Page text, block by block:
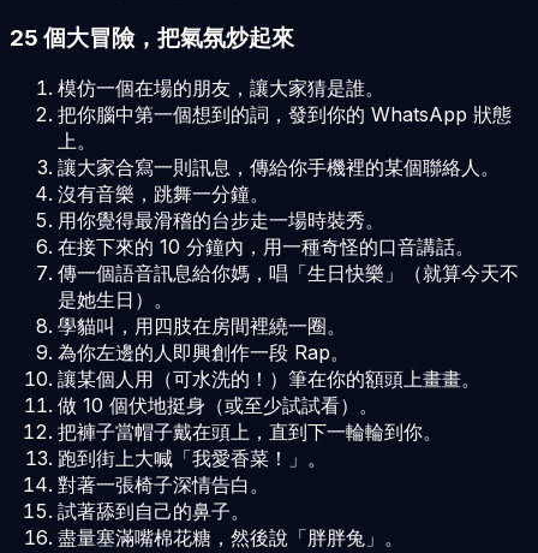
25 個大冒險，把氣氛炒起來
模仿一個在場的朋友，讓大家猜是誰。
把你腦中第一個想到的詞，發到你的 WhatsApp 狀態
上。
讓大家合寫一則訊息，傳給你手機裡的某個聯絡人。
沒有音樂，跳舞一分鐘。
用你覺得最滑稽的台步走一場時裝秀。
在接下來的 10 分鐘內，用一種奇怪的口音講話。
傳一個語音訊息給你媽，唱「生日快樂」（就算今天不
是她生日）。
學貓叫，用四肢在房間裡繞一圈。
為你左邊的人即興創作一段 Rap。
讓某個人用（可水洗的！）筆在你的額頭上畫畫。
做 10 個伏地挺身（或至少試試看）。
把褲子當帽子戴在頭上，直到下一輪輪到你。
跑到街上大喊「我愛香菜！」。
對著一張椅子深情告白。
試著舔到自己的鼻子。
盡量塞滿嘴棉花糖，然後說「胖胖兔」。